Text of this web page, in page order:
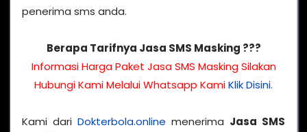
penerima sms anda.
Berapa Tarifnya Jasa SMS Masking ???
Informasi Harga Paket Jasa SMS Masking Silakan
Hubungi Kami Melalui Whatsapp KamiKlik Disini.
Kami dari Dokterbola.online menerima Jasa SMS